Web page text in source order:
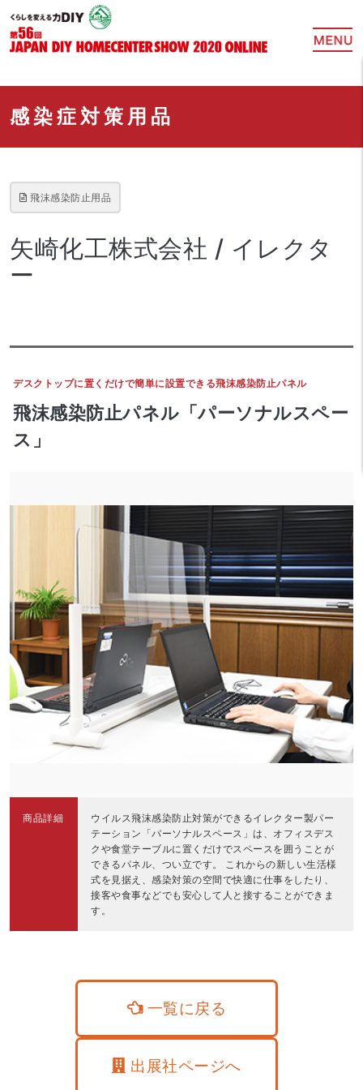
感染症対策用品
飛沫感染防止用品
矢崎化工株式会社 / イレクタ
ー
デスクトップに置くだけで簡単に設置できる飛沫感染防止パネル
飛沫感染防止パネル「パーソナルスペー
ス」
商品詳細
ウイルス飛沫感染防止対策ができるイレクター製パー
テーション「パーソナルスペース」は、オフィスデス
クや食堂テーブルに置くだけでスペースを囲うことが
できるパネル、つい立です。 これからの新しい生活様
式を見据え、感染対策の空間で快適に仕事をしたり、
接客や食事などでも安心して人と接することができま
す。
一覧に戻る
出展社ページへ